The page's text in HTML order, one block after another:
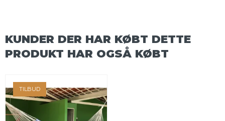
KUNDER DER HAR KØBT DETTE
PRODUKT HAR OGSÅ KØBT
TILBUD